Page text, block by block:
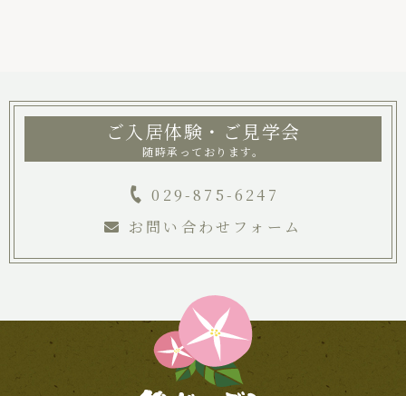
ご入居体験・ご見学会
随時承っております。
029-875-6247
お問い合わせフォーム